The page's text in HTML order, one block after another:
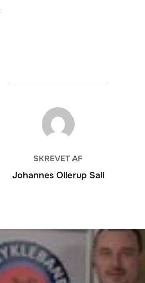
FORFATTER
SKREVET AF
Johannes Ollerup Sall